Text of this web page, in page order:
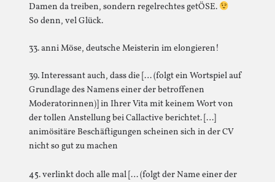
Damen da treiben, sondern regelrechtes getÖSE.
So denn, vel Glück.
33. anni Möse, deutsche Meisterin im elongieren!
39. Interessant auch, dass die [… (folgt ein Wortspiel auf
Grundlage des Namens einer der betroffenen
Moderatorinnen)] in Ihrer Vita mit keinem Wort von
der tollen Anstellung bei Callactive berichtet. […]
animösitäre Beschäftigungen scheinen sich in der CV
nicht so gut zu machen
45. verlinkt doch alle mal [… (folgt der Name einer der